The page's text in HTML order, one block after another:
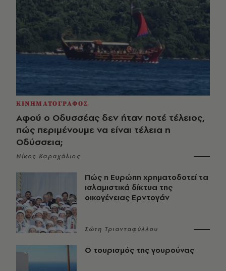
ΚΙΝΗΜΑΤΟΓΡΑΦΟΣ
Αφού ο Οδυσσέας δεν ήταν ποτέ τέλειος,
πώς περιμένουμε να είναι τέλεια η
Οδύσσεια;
Νίκος Καραχάλιος
Πώς η Ευρώπη χρηματοδοτεί τα
ισλαμιστικά δίκτυα της
οικογένειας Ερντογάν
Σώτη Τριανταφύλλου
Ο τουρισμός της γουρούνας